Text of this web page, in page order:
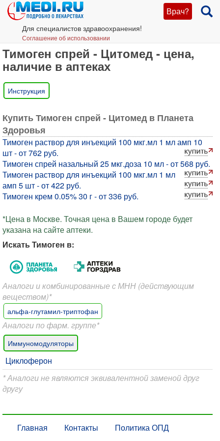
Врач?
Для специалистов здравоохранения!
Соглашение об использовании
Тимоген спрей - Цитомед - цена,
наличие в аптеках
Инструкция
Купить Тимоген спрей - Цитомед в Планета
Здоровья
Тимоген раствор для инъекций 100 мкг.мл 1 мл амп 10
шт - от 762 руб.
Тимоген спрей назальный 25 мкг.доза 10 мл - от 568 руб.
Тимоген раствор для инъекций 100 мкг.мл 1 мл
амп 5 шт - от 422 руб.
Тимоген крем 0.05% 30 г - от 336 руб.
*Цена в Москве. Точная цена в Вашем городе будет
указана на сайте аптеки.
Искать Тимоген в:
Аналоги и комбинированные с МНН (действующим
веществом)*
альфа-глутамил-триптофан
Аналоги по фарм. группе*
Иммуномодуляторы
Циклоферон
* Аналоги не являются эквивалентной заменой друг
другу
Главная Контакты Политика ОПД